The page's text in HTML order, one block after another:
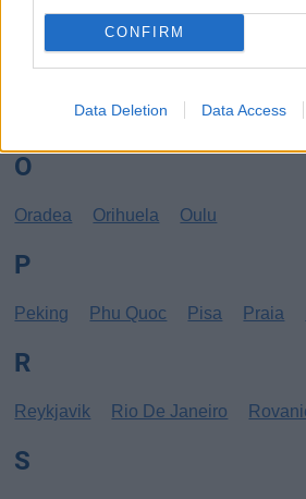
CONFIRM
Data Deletion Data Access
Mexico City
Miami
N
New York Norrköping
O
Oradea Orihuela Oulu
P
Peking Phu Quoc Pisa Praia
R
Reykjavik Rio De Janeiro
S